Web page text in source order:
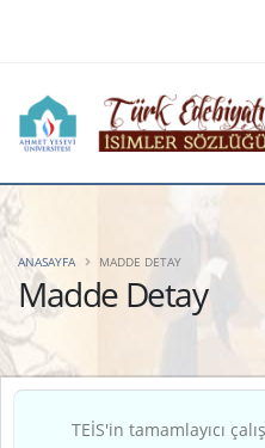
Madde Detay
ANASAYFA MADDE DETAY
TEİS'in tamamlayıcı